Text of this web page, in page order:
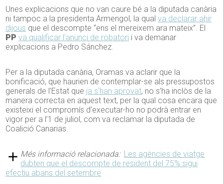
Unes explicacions que no van caure bé a la diputada canària
ni tampoc a la presidenta Armengol, la qualva declarar ahir
dijous que el descompte “ens el mereixem ara mateix”. El
PP va qualificar l’anunci de robatori i va demanar
explicacions a Pedro Sánchez.
Per a la diputada canària, Oramas va aclarir que la
bonificació, que haurien de contemplar-se als pressupostos
generals de l’Estat que ja s’han aprovat, no s’ha inclòs de la
manera correcta en aquest text, per la qual cosa encara que
existeixi el compromís d’executar-ho no podrà entrar en
vigor per a l’1 de juliol, com va reclamar la diputada de
Coalició Canarias.
Més informació relacionada: Les agències de viatge
dubten que el descompte de resident del 75% sigui
efectiu abans del setembre